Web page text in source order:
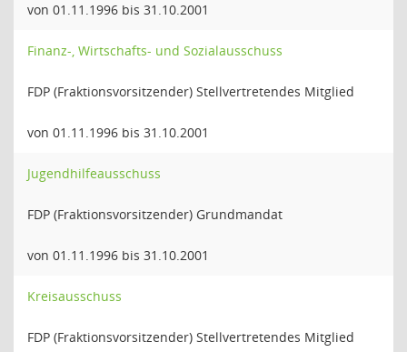
von 01.11.1996 bis 31.10.2001
Finanz-, Wirtschafts- und Sozialausschuss
FDP (Fraktionsvorsitzender) Stellvertretendes Mitglied
von 01.11.1996 bis 31.10.2001
Jugendhilfeausschuss
FDP (Fraktionsvorsitzender) Grundmandat
von 01.11.1996 bis 31.10.2001
Kreisausschuss
FDP (Fraktionsvorsitzender) Stellvertretendes Mitglied